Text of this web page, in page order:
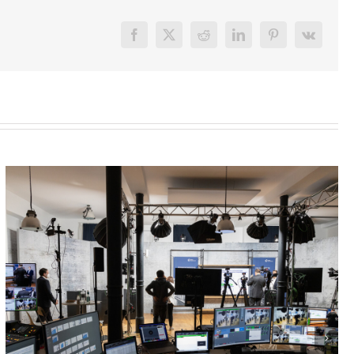
Facebook
X Reddit LinkedInPinterest
Vk